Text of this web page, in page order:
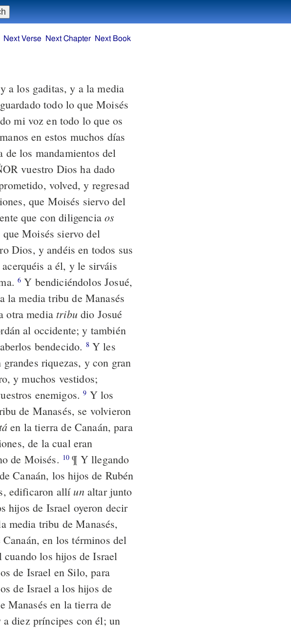
Next Verse Next Chapter Next Book
a los gaditas, y a la media
todo lo que Moisés
mi voz en todo lo que os
en estos muchos días
de los mandamientos del
vuestro Dios ha dado
volved, y regresad
que Moisés siervo del
que con diligenciaos
Moisés siervo del
Dios, y andéis en todos sus
a él, y le sirváis
6 Y bendiciéndolos Josué,
la media tribu de Manasés
otra media tribudio Josué
al occidente; y también
bendecido. 8Y les
riquezas, y con gran
y muchos vestidos;
enemigos.9 Y los
de Manasés, se volvieron
en la tierra de Canaán, para
de la cual eran
de Moisés. 10 ¶ Y llegando
Canaán, los hijos de Rubén
edificaron allí unaltar junto
hijos de Israel oyeron decir
media tribu de Manasés,
en los términos del
los hijos de Israel
de Israel en Silo, para
de Israel a los hijos de
Manasés en la tierra de
a diez príncipes con él; un